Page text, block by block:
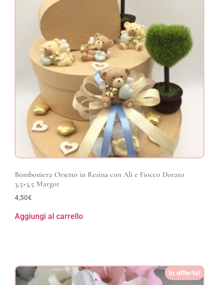
Bomboniera Orsetto in Resina con Ali e Fiocco Dorato
3,5×3,5 Margot
4,50€
Aggiungi al carrello
In offerta!